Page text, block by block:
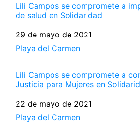
Lili Campos se compromete a
de salud en Solidaridad
Fecha
29 de mayo de 2021
Respecto a
Playa del Carmen
Lili Campos se compromete a
Justicia para Mujeres en
Fecha
22 de mayo de 2021
Respecto a
Playa del Carmen